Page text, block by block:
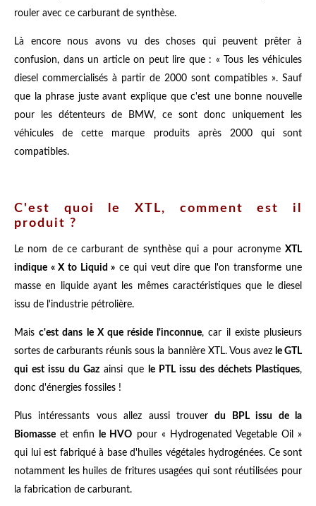
rouler avec ce carburant de synthèse.
Là encore nous avons vu des choses qui peuvent prêter à
confusion, dans un article on peut lire que : « Tous les véhicules
diesel commercialisés à partir de 2000 sont compatibles ». Sauf
que la phrase juste avant explique que c'est une bonne nouvelle
pour les détenteurs de BMW, ce sont donc uniquement les
véhicules de cette marque produits après 2000 qui sont
compatibles.
C'est quoi le XTL, comment est il
produit ?
Le nom de ce carburant de synthèse qui a pour acronyme XTL
indique « X to Liquid » ce qui veut dire que l'on transforme une
masse en liquide ayant les mêmes caractéristiques que le diesel
issu de l'industrie pétrolière.
Maisc'est dans le X que réside l'inconnue, car il existe plusieurs
sortes de carburants réunis sous la bannière XTL. Vous avez le GTL
qui est issu du Gaz ainsi que le PTL issu des déchets Plastiques,
donc d'énergies fossiles !
Plus intéressants vous allez aussi trouverdu BPL issu de la
Biomasse et enfin le HVO pour « Hydrogenated Vegetable Oil »
qui lui est fabriqué à base d'huiles végétales hydrogénées. Ce sont
notamment les huiles de fritures usagées qui sont réutilisées pour
la fabrication de carburant.